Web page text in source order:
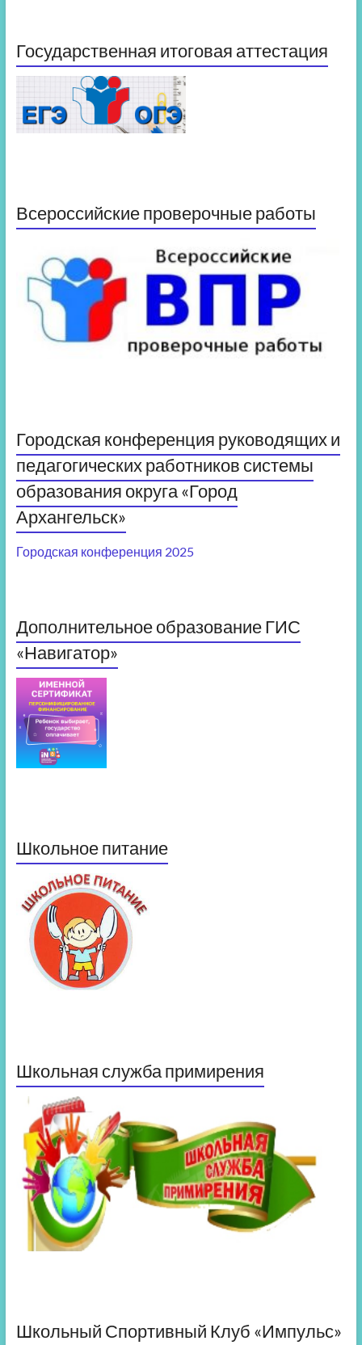
Государственная итоговая аттестация
Всероссийские проверочные работы
Городская конференция руководящих и
педагогических работников системы
образования округа «Город
Архангельск»
Городская конференция 2025
Дополнительное образование ГИС
«Навигатор»
Школьное питание
Школьная служба примирения
Школьный Спортивный Клуб «Импульс»